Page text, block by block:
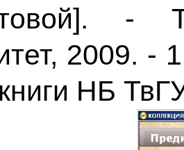
-
2009. -
НБ